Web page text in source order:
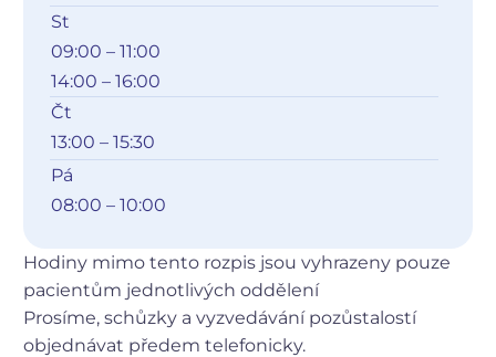
St
09:00 – 11:00
14:00 – 16:00
Čt
13:00 – 15:30
Pá
08:00 – 10:00
Hodiny mimo tento rozpis jsou vyhrazeny pouze
pacientům jednotlivých oddělení
Prosíme, schůzky a vyzvedávání pozůstalostí
objednávat předem telefonicky.